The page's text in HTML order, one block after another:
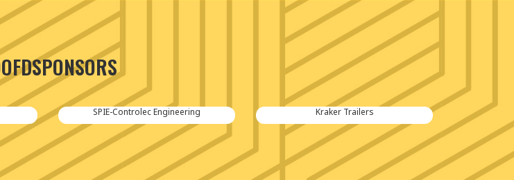
SPIE-Controlec Engineering Kraker Trailers